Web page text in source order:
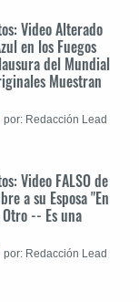
Video Alterado
en los Fuegos
del Mundial
Muestran
por: Redacción Lead
Video FALSO de
a su Esposa "En
-- Es una
por: Redacción Lead